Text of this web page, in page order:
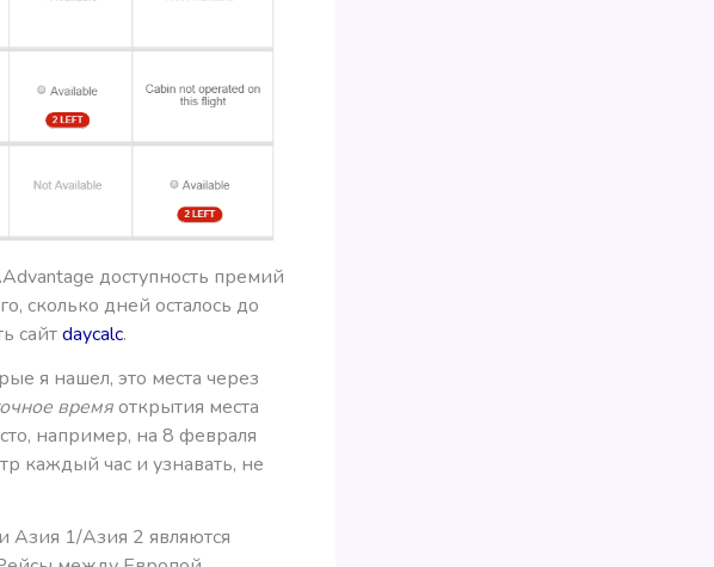
доступность премий
сколько дней осталось до
сайтdaycalc.
я нашел, это места через
времяоткрытия места
например, на 8 февраля
каждый час и узнавать, не
1/Азия 2 являются